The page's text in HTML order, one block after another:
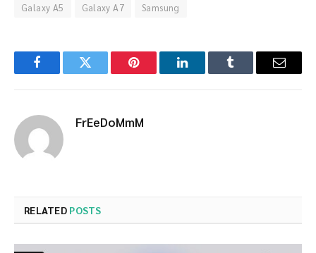
Galaxy A5 Galaxy A7 Samsung
FacebookTwitter Pinterest LinkedInTumblr Email
FrEeDoMmM
RELATED POSTS